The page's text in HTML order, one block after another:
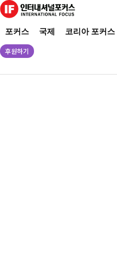
포커스 국제 코리아 포커스
후원하기